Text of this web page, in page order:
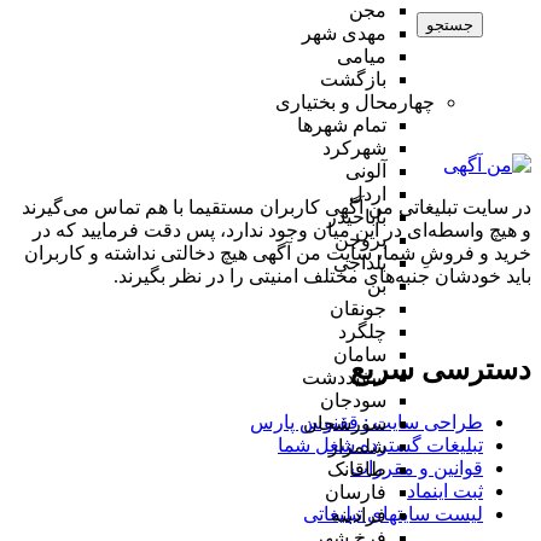
مجن
مهدی شهر
میامی
بازگشت
چهارمحال و بختیاری
تمام شهر‌ها
شهرکرد
آلونی
اردل
باباحیدر
بروجن
بلداجی
بن
جونقان
چلگرد
سامان
سفیددشت
سودجان
سورشجان
شلمزار
طاقانک
فارسان
فرادبنه
جستجو
در سایت تبلیغاتی من آگهی کاربران مستقیما با هم تماس می‌گیرند
و هیچ واسطه‌ای در این میان وجود ندارد، پس دقت فرمایید که در
خرید و فروشِ شما، سایت من آگهی هیچ دخالتی نداشته و کاربران
باید خودشان جنبه‌های مختلف امنیتی را در نظر بگیرند.
دسترسی سریع
طراحی سایت :‌ ققنوس پارس
تبلیغات گسترده شغل شما
قوانین و مقررات
ثبت اینماد
لیست سایتهای تبلیغاتی